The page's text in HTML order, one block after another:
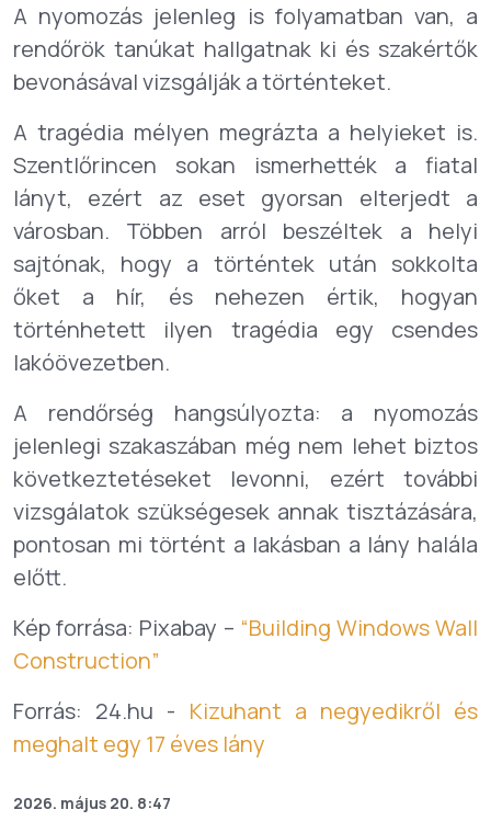
A nyomozás jelenleg is folyamatban van, a
rendőrök tanúkat hallgatnak ki és szakértők
bevonásával vizsgálják a történteket.
A tragédia mélyen megrázta a helyieket is.
Szentlőrincen sokan ismerhették a fiatal
lányt, ezért az eset gyorsan elterjedt a
városban. Többen arról beszéltek a helyi
sajtónak, hogy a történtek után sokkolta
őket a hír, és nehezen értik, hogyan
történhetett ilyen tragédia egy csendes
lakóövezetben.
A rendőrség hangsúlyozta: a nyomozás
jelenlegi szakaszában még nem lehet biztos
következtetéseket levonni, ezért további
vizsgálatok szükségesek annak tisztázására,
pontosan mi történt a lakásban a lány halála
előtt.
Kép forrása: Pixabay – “Building Windows Wall
Construction”
Forrás: 24.hu - Kizuhant a negyedikről és
meghalt egy 17 éves lány
2026. május 20. 8:47